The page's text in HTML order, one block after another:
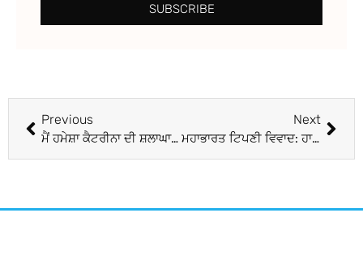
SUBSCRIBE
Previous
ਮੈਂ ਹਮੇਸ਼ਾ ਕੈਟਰੀਨਾ ਦੀ ਸ਼ਲਾਘਾ ਕੀਤੀ: ਦੀਪਿਕਾ ਪਾਦੂਕੋਣ
Next
ਮਹਾਭਾਰਤ ਟਿਪਣੀ ਵਿਵਾਦ: ਹਾਈ ਕੋਰਟ ਪਹੁੰਚੇ ਕਮਲ ਹਸਨ